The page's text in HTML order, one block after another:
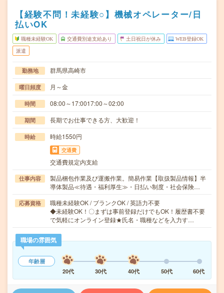
【経験不問！未経験○】機械オペレーター/日
払いOK
職種未経験OK 交通費別途支給あり 土日祝日が休み WEB登録OK
派遣
勤務地 群馬県高崎市
曜日頻度 月～金
時間 08:00～17:0017:00～02:00
期間 長期でお仕事できる方、大歓迎！
時給 時給1550円
交通費
交通費規定内支給
仕事内容
製品梱包作業及び運搬作業。簡易作業【取扱製品情報】半
導体製品≪待遇・福利厚生≫・日払い制度・社会保険…
応募資格
職種未経験OK / ブランクOK / 英語力不要
◆未経験OK！〇まずは事前登録だけでもOK！履歴書不要
で気軽にオンライン登録★氏名・職種などを入力す…
職場の雰囲気
年齢層
20代
30代 40代 50代 60代